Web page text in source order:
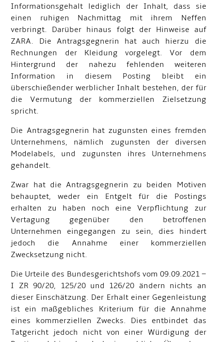
Informationsgehalt lediglich der Inhalt, dass sie
einen ruhigen Nachmittag mit ihrem Neffen
verbringt. Darüber hinaus folgt der Hinweise auf
ZARA. Die Antragsgegnerin hat auch hierzu die
Rechnungen der Kleidung vorgelegt. Vor dem
Hintergrund der nahezu fehlenden weiteren
Information in diesem Posting bleibt ein
überschießender werblicher Inhalt bestehen, der für
die Vermutung der kommerziellen Zielsetzung
spricht.
Die Antragsgegnerin hat zugunsten eines fremden
Unternehmens, nämlich zugunsten der diversen
Modelabels, und zugunsten ihres Unternehmens
gehandelt.
Zwar hat die Antragsgegnerin zu beiden Motiven
behauptet, weder ein Entgelt für die Postings
erhalten zu haben noch eine Verpflichtung zur
Vertagung gegenüber den betroffenen
Unternehmen eingegangen zu sein, dies hindert
jedoch die Annahme einer kommerziellen
Zwecksetzung nicht.
Die Urteile des Bundesgerichtshofs vom 09.09.2021 –
I ZR 90/20, 125/20 und 126/20 ändern nichts an
dieser Einschätzung. Der Erhalt einer Gegenleistung
ist ein maßgebliches Kriterium für die Annahme
eines kommerziellen Zwecks. Dies entbindet das
Tatgericht jedoch nicht von einer Würdigung der